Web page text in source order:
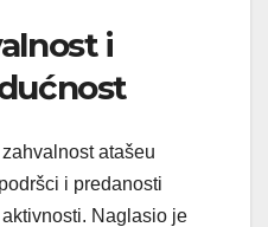
i
atašeu
i predanosti
Naglasio je